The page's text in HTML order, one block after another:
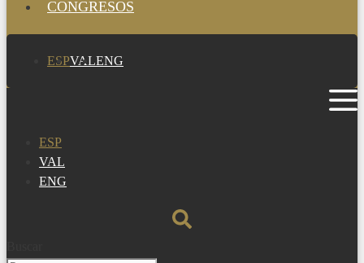
CONGRESOS
ESPVALENG
ESP
VAL
ENG